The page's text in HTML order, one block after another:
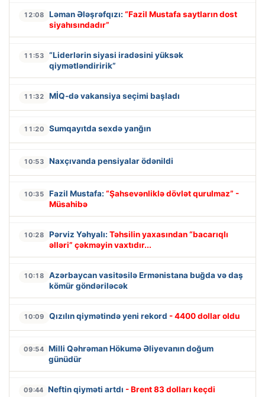
12:08 Ləman Ələşrəfqızı: “Fazil Mustafa saytların dost
siyahısındadır”
11:53
“Liderlərin siyasi iradəsini yüksək
qiymətləndiririk”
11:32 MİQ-də vakansiya seçimi başladı
11:20 Sumqayıtda sexdə yanğın
10:53 Naxçıvanda pensiyalar ödənildi
10:35 Fazil Mustafa: “Şahsevənliklə dövlət qurulmaz” -
Müsahibə
10:28 Pərviz Yəhyalı: Təhsilin yaxasından “bacarıqlı
əlləri” çəkməyin vaxtıdır...
10:18
Azərbaycan vasitəsilə Ermənistana buğda və daş
kömür göndəriləcək
10:09 Qızılın qiymətində yeni rekord - 4400 dollar oldu
09:54 Milli Qəhrəman Hökumə Əliyevanın doğum
günüdür
09:44 Neftin qiyməti artdı - Brent 83 dolları keçdi